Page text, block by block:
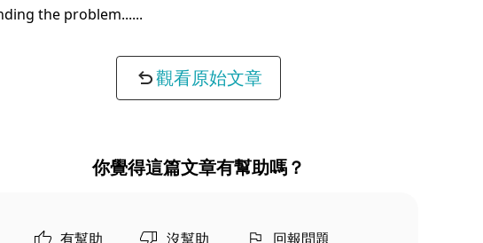
the problem...
觀看原始文章
你覺得這篇文章有幫助嗎？
有幫助 沒幫助 回報問題